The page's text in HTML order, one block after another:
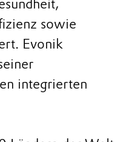
sowie
Evonik
integrierten